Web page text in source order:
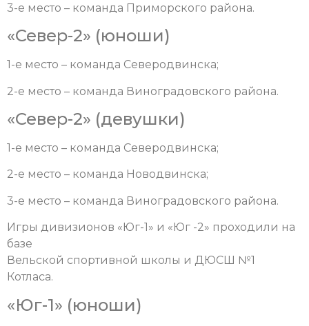
3-е место – команда Приморского района.
«Север-2» (юноши)
1-е место – команда Северодвинска;
2-е место – команда Виноградовского района.
«Север-2» (девушки)
1-е место – команда Северодвинска;
2-е место – команда Новодвинска;
3-е место – команда Виноградовского района.
Игры дивизионов «Юг-1» и «Юг -2» проходили на
базе
Вельской спортивной школы и ДЮСШ №1
Котласа.
«Юг-1» (юноши)